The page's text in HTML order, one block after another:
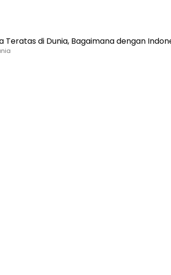
Teratas di Dunia, Bagaimana dengan